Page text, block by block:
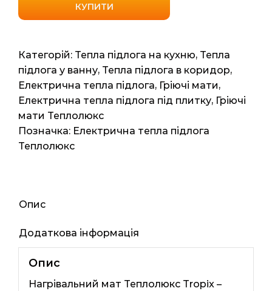
"Теплолюкс"
Tropix
1120
Вт/7,0
кв.м
кількість
КУПИТИ
Категорій: Тепла підлога на кухню, Тепла
підлога у ванну, Тепла підлога в коридор,
Електрична тепла підлога, Гріючі мати,
Електрична тепла підлога під плитку, Гріючі
мати Теплолюкс
Позначка: Електрична тепла підлога
Теплолюкс
Опис
Додаткова інформація
Опис
Нагрівальний мат Теплолюкс Tropix –